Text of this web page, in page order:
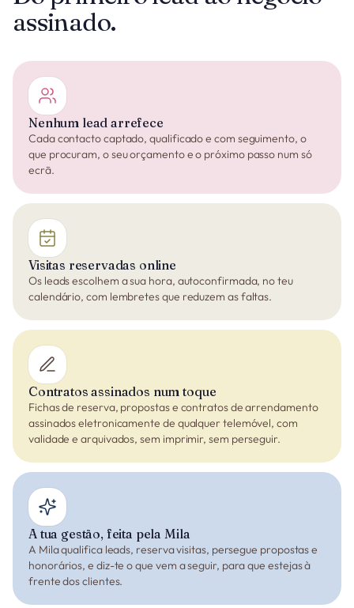
assinado.
Nenhum lead arrefece
Cada contacto captado, qualificado e com seguimento, o
que procuram, o seu orçamento e o próximo passo num só
ecrã.
Visitas reservadas online
Os leads escolhem a sua hora, autoconfirmada, no teu
calendário, com lembretes que reduzem as faltas.
Contratos assinados num toque
Fichas de reserva, propostas e contratos de arrendamento
assinados eletronicamente de qualquer telemóvel, com
validade e arquivados, sem imprimir, sem perseguir.
A tua gestão, feita pela Mila
A Mila qualifica leads, reserva visitas, persegue propostas e
honorários, e diz-te o que vem a seguir, para que estejas à
frente dos clientes.